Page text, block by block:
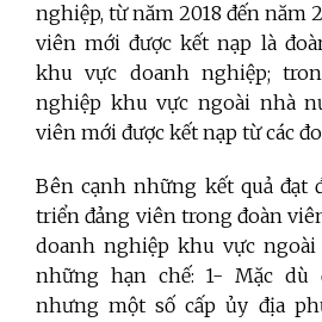
nghiệp, từ năm 2018 đến năm
viên mới được kết nạp là
khu vực doanh nghiệp;
nghiệp khu vực ngoài nhà
viên mới được kết nạp từ các
Bên cạnh những kết quả đạt
triển đảng viên trong đoàn
doanh nghiệp khu vực
những hạn chế: 1- Mặc dù
nhưng một số cấp ủy địa